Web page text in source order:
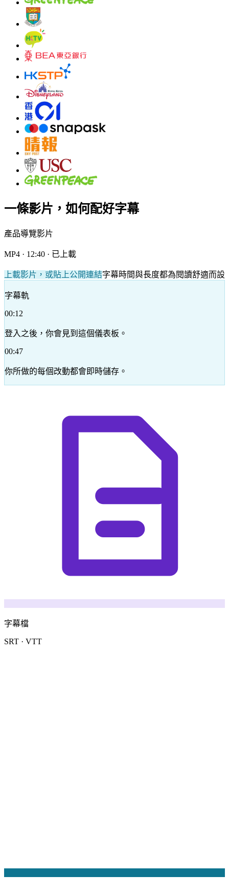
一條影片，如何配好字幕
產品導覽影片
MP4 · 12:40 · 已上載
上載影片，或貼上公開連結字幕時間與長度都為閱讀舒適而設
字幕軌
00:12
登入之後，你會見到這個儀表板。
00:47
你所做的每個改動都會即時儲存。
字幕檔
SRT · VTT